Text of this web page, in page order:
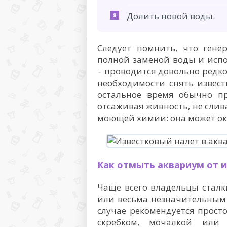
Долить новой воды.
Следует помнить, что
полной заменой воды и
– проводится довольно
необходимости снять
остальное время обычно
отсаживая живность, не
моющей химии: она может
Как отмыть аквариум от
Чаще всего владельцы
или весьма
случае рекомендуется
скребком, мочалкой или